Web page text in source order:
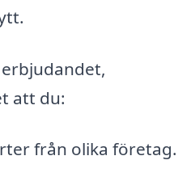
att du:
från olika företag.